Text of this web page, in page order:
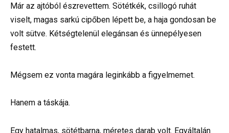
Már az ajtóból észrevettem. Sötétkék, csillogó ruhát
viselt, magas sarkú cipőben lépett be, a haja gondosan be
volt sütve. Kétségtelenül elegánsan és ünnepélyesen
festett.
Mégsem ez vonta magára leginkább a figyelmemet.
Hanem a táskája.
Egy hatalmas, sötétbarna, méretes darab volt. Egyáltalán